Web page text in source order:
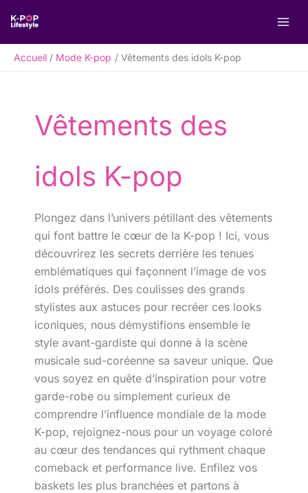
contenu
Accueil
Mode K-pop Vêtements des idols K-pop
Vêtements des
idols K-pop
Plongez dans l’univers pétillant des vêtements
qui font battre le cœur de la K-pop ! Ici, vous
découvrirez les secrets derrière les tenues
emblématiques qui façonnent l’image de vos
idols préférés. Des coulisses des grands
stylistes aux astuces pour recréer ces looks
iconiques, nous démystifions ensemble le
style avant-gardiste qui donne à la scène
musicale sud-coréenne sa saveur unique. Que
vous soyez en quête d’inspiration pour votre
garde-robe ou simplement curieux de
comprendre l’influence mondiale de la mode
K-pop, rejoignez-nous pour un voyage coloré
au cœur des tendances qui rythment chaque
comeback et performance live. Enfilez vos
baskets les plus branchées et partons à
e
c